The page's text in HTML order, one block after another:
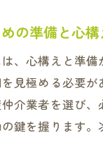
特
の準備と心構
、心構えと準
見極める必要
介業者を選び
鍵を握ります。